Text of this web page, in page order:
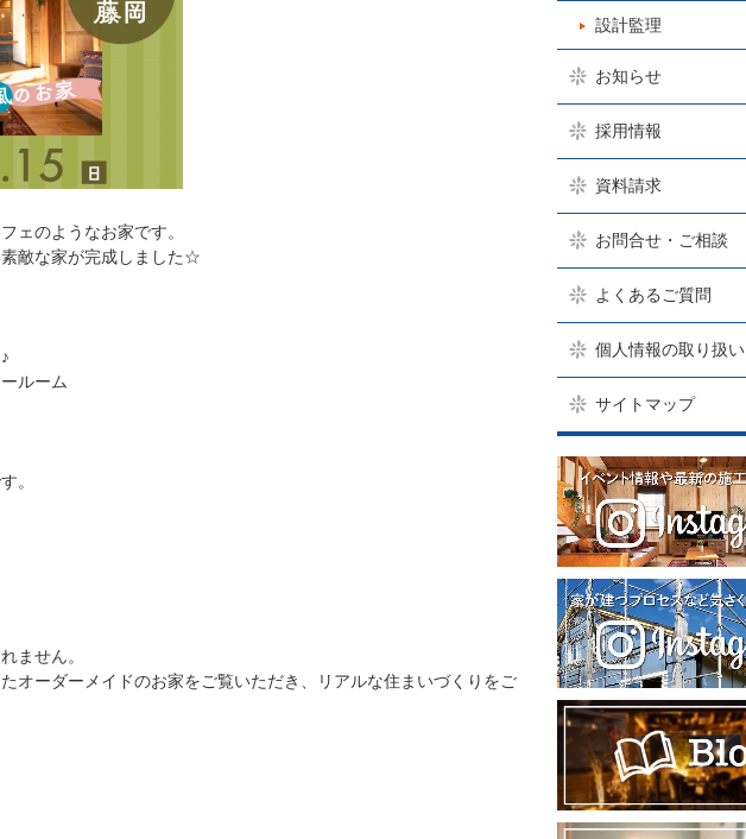
ェのようなお家です。
敵な家が完成しました☆
ルーム
。
ません。
オーダーメイドのお家をご覧いただき、リアルな住まいづくりをご
設計監理
お知らせ
採用情報
資料請求
お問合せ・ご相談
よくあるご質問
個人情報の取り扱い
サイトマップ